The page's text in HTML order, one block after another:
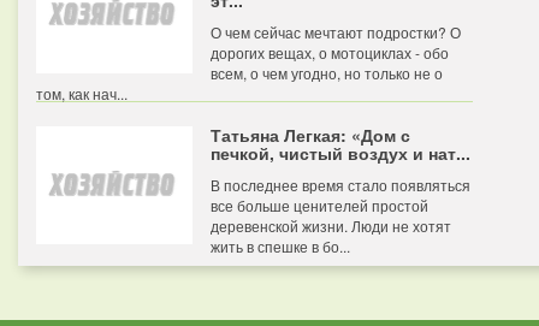
О чем сейчас мечтают подростки? О
дорогих вещах, о мотоциклах - обо
всем, о чем угодно, но только не о
том, как нач...
Татьяна Легкая: «Дом с
печкой, чистый воздух и нат...
В последнее время стало появляться
все больше ценителей простой
деревенской жизни. Люди не хотят
жить в спешке в бо...